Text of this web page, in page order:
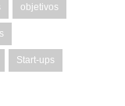
objetivos
Start-ups